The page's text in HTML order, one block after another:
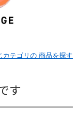
カテゴリの 商品を探す
す